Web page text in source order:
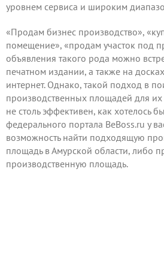
уровнем сервиса и широким
«Продам бизнес производство»,
помещение», «продам участок под
объявления такого рода можно
печатном издании, а также на
интернет. Однако, такой подход в
производственных площадей для
не столь эффективен, как хотелось
федерального портала BeBoss.ru у
возможность найти подходящую
площадь в Амурской области, либо
производственную площадь.